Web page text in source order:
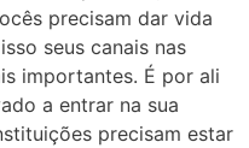
precisam dar vida
seus canais nas
importantes. É por ali
a entrar na sua
precisam estar